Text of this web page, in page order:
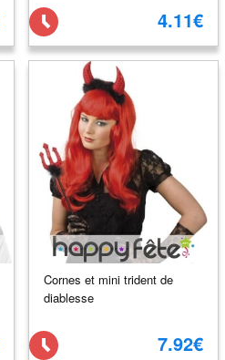
4.11€
Cornes et mini trident de
diablesse
7.92€